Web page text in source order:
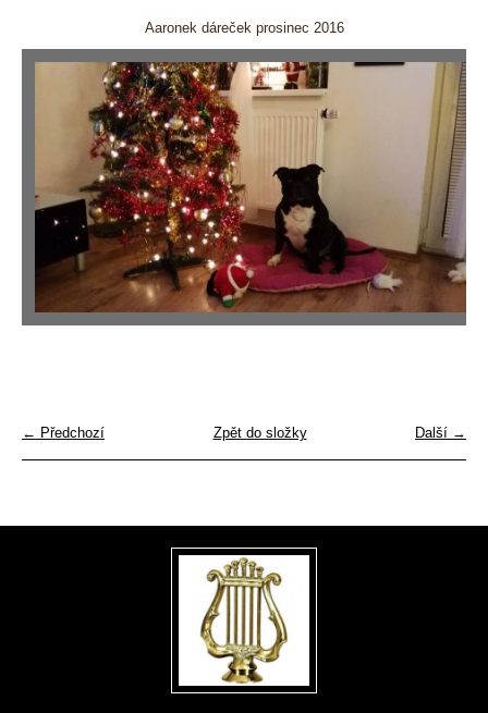
Aaronek dáreček prosinec 2016
← Předchozí Další →
Zpět do složky